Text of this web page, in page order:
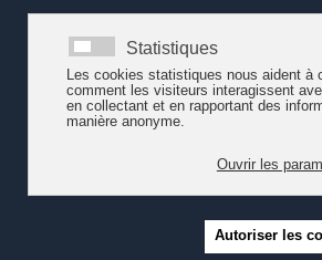
La participation
petits : une collaboration
entre les collectivités
La Convention de l’ONU relative aux
garantit à chacun d’entre eux le droit
librement à la vie culturelle et